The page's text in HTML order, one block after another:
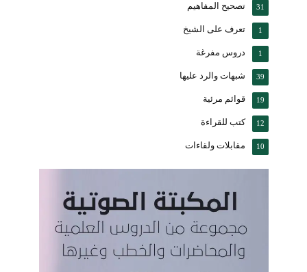
تصحيح المفاهيم 31
تعرف على الشيخ 1
دروس مفرغة 1
شبهات والرد عليها 39
قوائم مرئية 19
كتب للقراءة 12
مقابلات ولقاءات 10